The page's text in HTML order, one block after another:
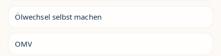
Ölwechsel selbst machen
OMV